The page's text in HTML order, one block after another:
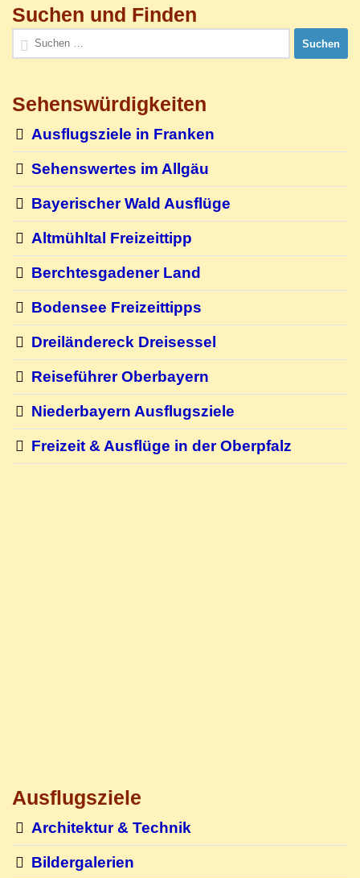
Suchen und Finden
Suchen
nach:
Sehenswürdigkeiten
Ausflugsziele in Franken
Sehenswertes im Allgäu
Bayerischer Wald Ausflüge
Altmühltal Freizeittipp
Berchtesgadener Land
Bodensee Freizeittipps
Dreiländereck Dreisessel
Reiseführer Oberbayern
Niederbayern Ausflugsziele
Freizeit & Ausflüge in der Oberpfalz
Ausflugsziele
Architektur & Technik
Bildergalerien